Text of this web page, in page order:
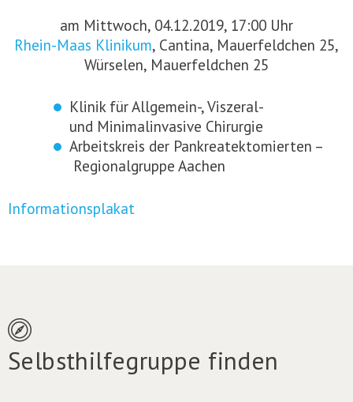
am Mittwoch, 04.12.2019, 17:00 Uhr
Rhein-Maas Klinikum, Cantina, Mauerfeldchen 25,
Würselen, Mauerfeldchen 25
Klinik für Allgemein-, Viszeral-
und Minimalinvasive Chirurgie
Arbeitskreis der Pankreatektomierten –
Regionalgruppe Aachen
Informationsplakat
Selbsthilfegruppe finden